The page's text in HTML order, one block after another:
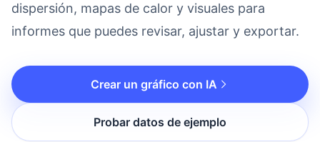
dispersión, mapas de calor y visuales para
informes que puedes revisar, ajustar y exportar.
Crear un gráfico con IA
Probar datos de ejemplo